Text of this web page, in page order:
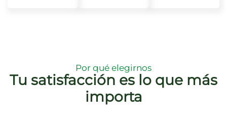
Por qué elegirnos
Tu satisfacción es lo que más
importa